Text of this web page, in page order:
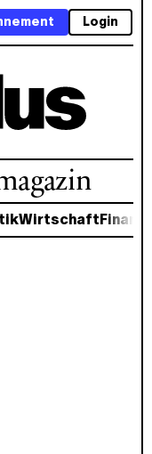
Login
Wirtschaft